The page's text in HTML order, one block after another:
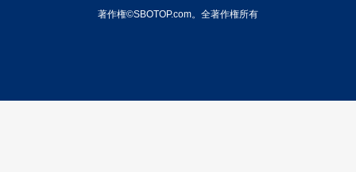
著作権©SBOTOP.com。全著作権所有